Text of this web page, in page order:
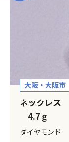
大阪・大阪市
ネックレ
4.7ｇ
ダイヤモンド